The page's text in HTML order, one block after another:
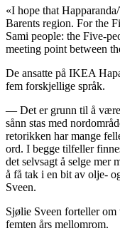
«I hope that
Barents region. For the
Sami people: the Five-
meeting point between
De ansatte på IKEA
fem forskjellige språk.
— Det er grunn til å være
sånn stas med
retorikken har mange
ord. I begge tilfeller
det selvsagt å selge mer
å få tak i en bit av olje-
Sveen.
Sjølie Sveen forteller
femten års mellomrom.